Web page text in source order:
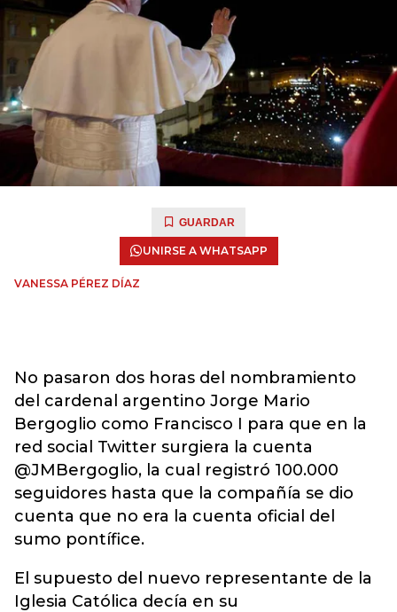
GUARDAR
UNIRSE A WHATSAPP
VANESSA PÉREZ DÍAZ
No pasaron dos horas del nombramiento
del cardenal argentino Jorge Mario
Bergoglio como Francisco I para que en la
red social Twitter surgiera la cuenta
@JMBergoglio, la cual registró 100.000
seguidores hasta que la compañía se dio
cuenta que no era la cuenta oficial del
sumo pontífice.
El supuesto del nuevo representante de la
Iglesia Católica decía en su